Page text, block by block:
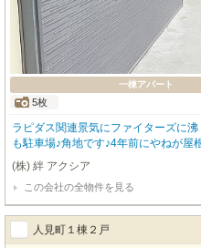
一棟アパート
5枚
ラピダス関連景気にファイターズに
も駐車場♪角地です♪4年前にやねが屋
も文京大学高校へも徒歩10分掛かり
ート、セブンイレブンまではもっと近
(株) 絆 アクシア
この会社の全物件を見る
人見町１棟２戸